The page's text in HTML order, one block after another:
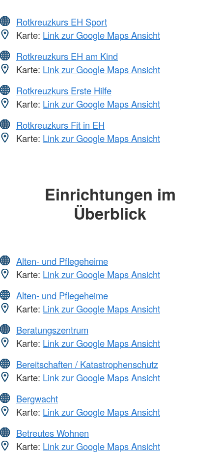
Rotkreuzkurs EH Sport
Karte: Link zur Google Maps Ansicht
Rotkreuzkurs EH am Kind
Karte: Link zur Google Maps Ansicht
Rotkreuzkurs Erste Hilfe
Karte: Link zur Google Maps Ansicht
Rotkreuzkurs Fit in EH
Karte: Link zur Google Maps Ansicht
Einrichtungen im
Überblick
Alten- und Pflegeheime
Karte: Link zur Google Maps Ansicht
Alten- und Pflegeheime
Karte: Link zur Google Maps Ansicht
Beratungszentrum
Karte: Link zur Google Maps Ansicht
Bereitschaften / Katastrophenschutz
Karte: Link zur Google Maps Ansicht
Bergwacht
Karte: Link zur Google Maps Ansicht
Betreutes Wohnen
Karte: Link zur Google Maps Ansicht